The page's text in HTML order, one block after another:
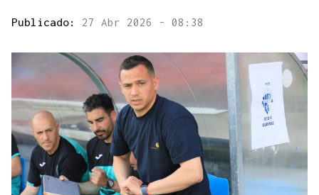
Publicado: 27 Abr 2026 - 08:38